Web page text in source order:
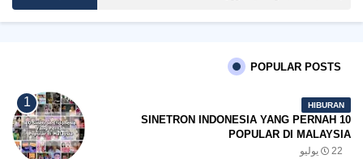
POPULAR POSTS
HIBURAN
10 SINETRON INDONESIA YANG PERNAH
POPULAR DI MALAYSIA
22 يوليو